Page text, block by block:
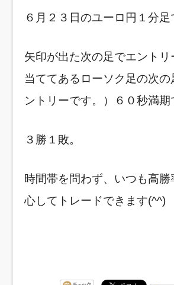
６月２３日のユーロ円１分足
矢印が出た次の足でエントリ
当ててあるローソク足の次の
ントリーです。）６０秒満期
３勝１敗。
時間帯を問わず、いつも高勝
心してトレードできます(^^)